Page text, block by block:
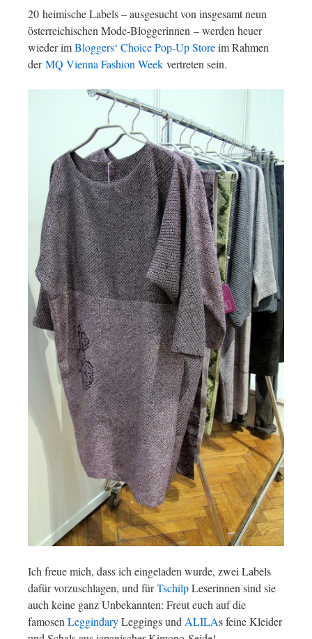
20 heimische Labels – ausgesucht von insgesamt neun
österreichischen Mode-Bloggerinnen – werden heuer
wieder imBloggers‘ Choice Pop-Up Storeim Rahmen
der MQ Vienna Fashion Week vertreten sein.
Ich freue mich, dass ich eingeladen wurde, zwei Labels
dafür vorzuschlagen, und fürTschilpLeserinnen sind sie
auch keine ganz Unbekannten: Freut euch auf die
famosenLeggindaryLeggings undALILAs feine Kleider